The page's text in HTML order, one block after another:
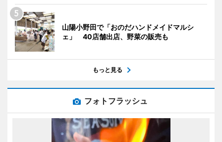
山陽小野田で「おのだハンドメイドマルシ
ェ」 40店舗出店、野菜の販売も
もっと見る
フォトフラッシュ